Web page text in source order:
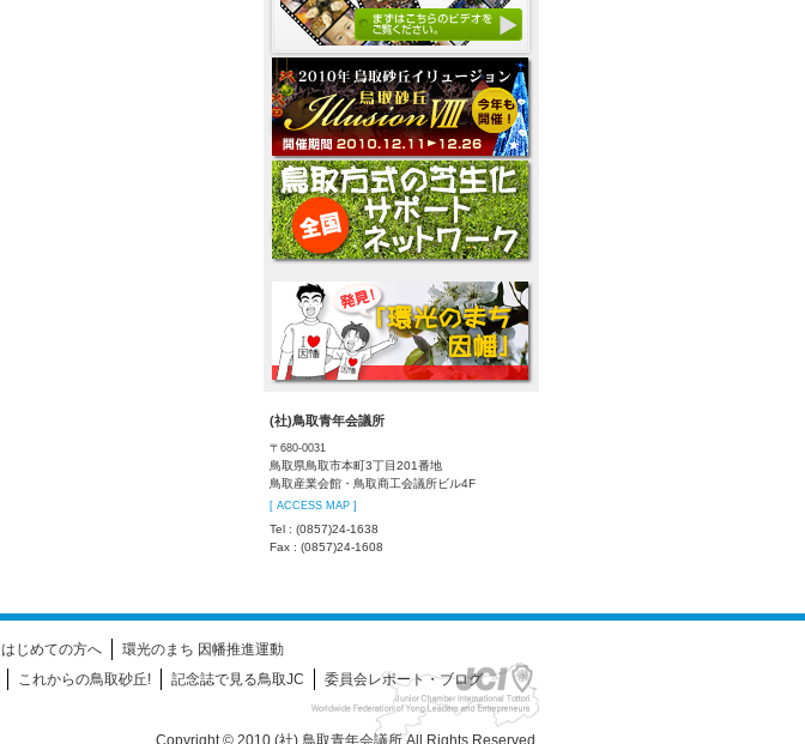
(社)鳥取青年会議所
〒680-0031
鳥取県鳥取市本町3丁目201番地
鳥取産業会館・鳥取商工会議所ビル4F
[ ACCESS MAP ]
Tel : (0857)24-1638
Fax : (0857)24-1608
はじめての方へ
環光のまち 因幡推進運動
これからの鳥取砂丘! 記念誌で見る鳥取JC 委員会レポート・ブログ
Copyright © 2010 (社) 鳥取青年会議所All Rights Reserved.